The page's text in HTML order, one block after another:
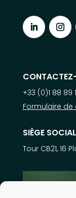
+33 (0)1 88 89
Formulaire
SIÈGE SOCIAL
Tour CB21, 16